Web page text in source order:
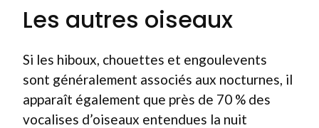
Les autres oiseaux
Si les hiboux, chouettes et engoulevents
sont généralement associés aux nocturnes, il
apparaît également que près de 70 % des
vocalises d’oiseaux entendues la nuit